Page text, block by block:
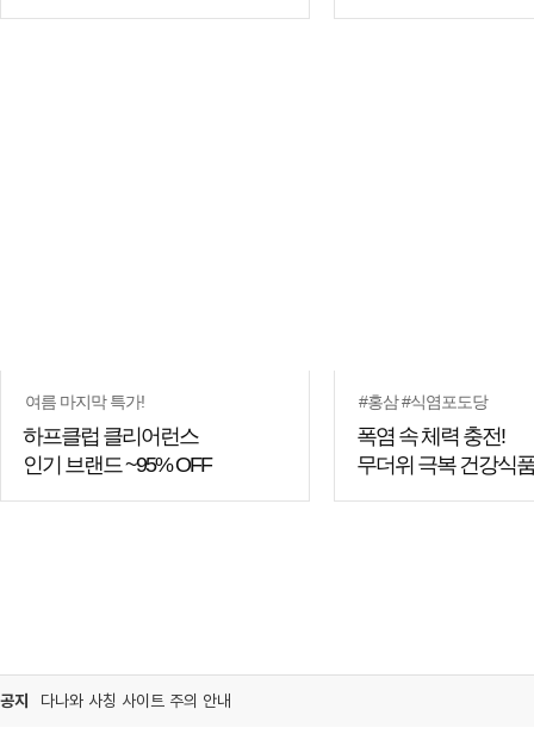
여름 마지막 특가!
하프클럽 클리어런스
인기 브랜드 ~95% OFF
#홍삼 #식염포도당
폭염 속 체력 충전!
무더위 극복 건강식품
공지 다나와 사칭 사이트 주의 안내